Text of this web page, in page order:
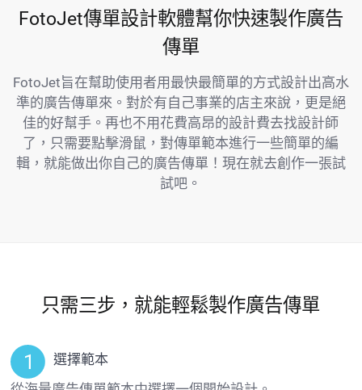
FotoJet傳單設計軟體幫你快速製作廣告
傳單
FotoJet旨在幫助使用者用最快最簡單的方式設計出高水
準的廣告傳單來。對於有自己事業的店主來說，更是絕
佳的好幫手。再也不用花費高昂的設計費去找設計師
了，只需要點擊滑鼠，對傳單範本進行一些簡單的編
輯，就能做出你自己的廣告傳單！現在就去創作一張試
試吧。
只需三步，就能輕鬆製作廣告傳單
選擇範本